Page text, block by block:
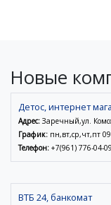
Новые
Детос, интернет
Адрес: Заречный,ул.
График: пн,вт,ср,чт,пт
Телефон: +7(961) 776-04-09
ВТБ 24, банкомат